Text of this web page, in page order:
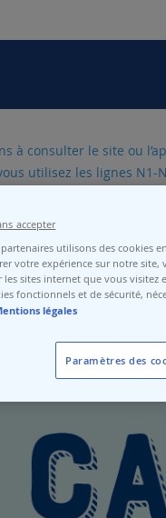
consulter le site ou
utilisez les lignes N1-
utilisons des cookies
votre expérience sur notre
les sites internet que vous visitez
fonctionnels et de sécurité,
légales
Paramètres des
accepter